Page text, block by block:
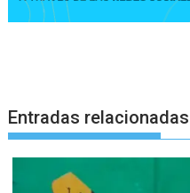
Entradas relacionadas